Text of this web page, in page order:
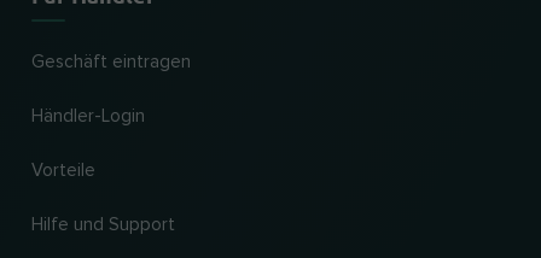
Geschäft eintragen
Händler-Login
Vorteile
Hilfe und Support